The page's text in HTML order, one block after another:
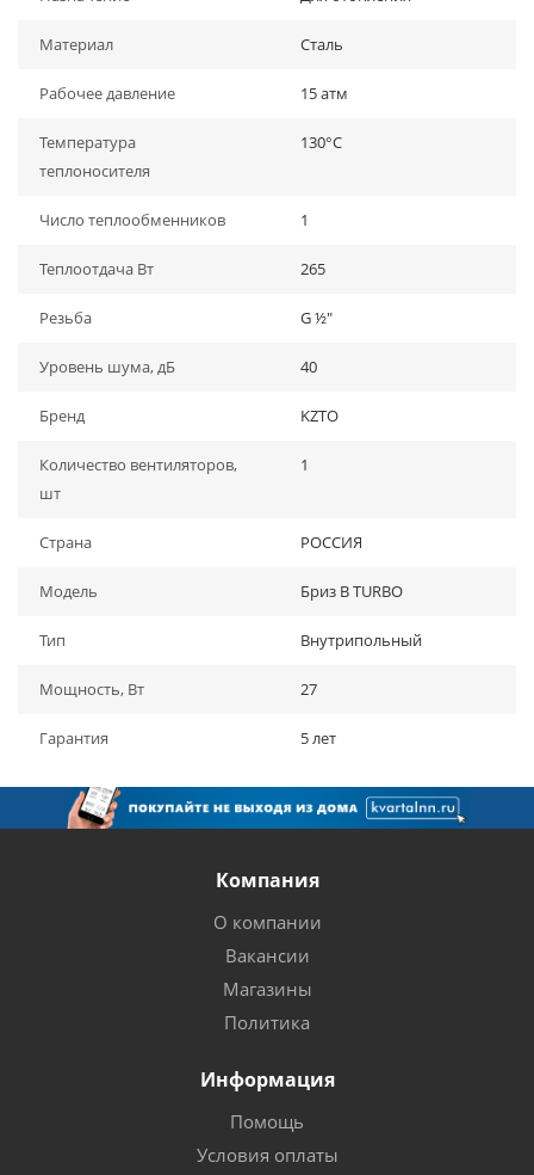
Материал Сталь
Рабочее давление 15 атм
Температура
теплоносителя
130°С
Число теплообменников 1
Теплоотдача Вт 265
Резьба G ½"
Уровень шума, дБ 40
Бренд KZTO
Количество вентиляторов,
шт
1
Страна РОССИЯ
Модель Бриз В TURBO
Тип Внутрипольный
Мощность, Вт 27
Гарантия 5 лет
Компания
О компании
Вакансии
Магазины
Политика
Информация
Помощь
Условия оплаты